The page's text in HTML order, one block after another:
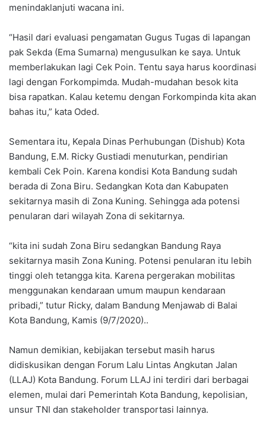
menindaklanjuti wacana ini.
“Hasil dari evaluasi pengamatan Gugus Tugas di lapangan
pak Sekda (Ema Sumarna) mengusulkan ke saya. Untuk
memberlakukan lagi Cek Poin. Tentu saya harus koordinasi
lagi dengan Forkompimda. Mudah-mudahan besok kita
bisa rapatkan. Kalau ketemu dengan Forkompinda kita akan
bahas itu,” kata Oded.
Sementara itu, Kepala Dinas Perhubungan (Dishub) Kota
Bandung, E.M. Ricky Gustiadi menuturkan, pendirian
kembali Cek Poin. Karena kondisi Kota Bandung sudah
berada di Zona Biru. Sedangkan Kota dan Kabupaten
sekitarnya masih di Zona Kuning. Sehingga ada potensi
penularan dari wilayah Zona di sekitarnya.
“kita ini sudah Zona Biru sedangkan Bandung Raya
sekitarnya masih Zona Kuning. Potensi penularan itu lebih
tinggi oleh tetangga kita. Karena pergerakan mobilitas
menggunakan kendaraan umum maupun kendaraan
pribadi,” tutur Ricky, dalam Bandung Menjawab di Balai
Kota Bandung, Kamis (9/7/2020)..
Namun demikian, kebijakan tersebut masih harus
didiskusikan dengan Forum Lalu Lintas Angkutan Jalan
(LLAJ) Kota Bandung. Forum LLAJ ini terdiri dari berbagai
elemen, mulai dari Pemerintah Kota Bandung, kepolisian,
unsur TNI dan stakeholder transportasi lainnya.